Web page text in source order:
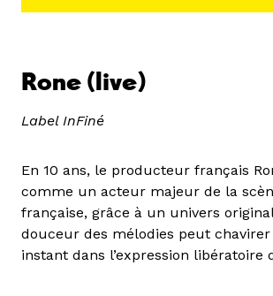
Rone (live)
Label InFiné
En 10 ans, le producteur français
comme un acteur majeur de la
française, grâce à un univers
douceur des mélodies peut
instant dans l’expression libératoire